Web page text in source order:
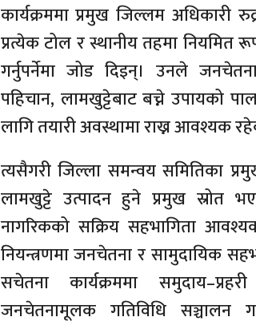
कार्यक्रममा प्रमुख जिल्लम अधिकारी
प्रत्येक टोल र स्थानीय तहमा नियमित
गर्नुपर्नेमा जोड दिइन्। उनले
पहिचान, लामखुट्टेबाट बच्ने उपायको
लागि तयारी अवस्थामा राख्न आवश्यक
त्यसैगरी जिल्ला समन्वय समितिका
लामखुट्टे उत्पादन हुने प्रमुख स्रोत
नागरिकको सक्रिय सहभागिता
नियन्त्रणमा जनचेतना र सामुदायिक
सचेतना कार्यक्रममा
जनचेतनामूलक गतिविधि सञ्चालन